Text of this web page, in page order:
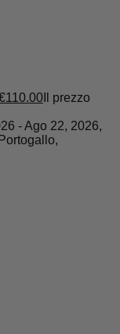
110.00 Il prezzo
- Ago 22, 2026,